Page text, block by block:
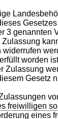
3 genannten
Zulassung
widerrufen
worden
Zulassung
Gesetz
freiwilligen
eines